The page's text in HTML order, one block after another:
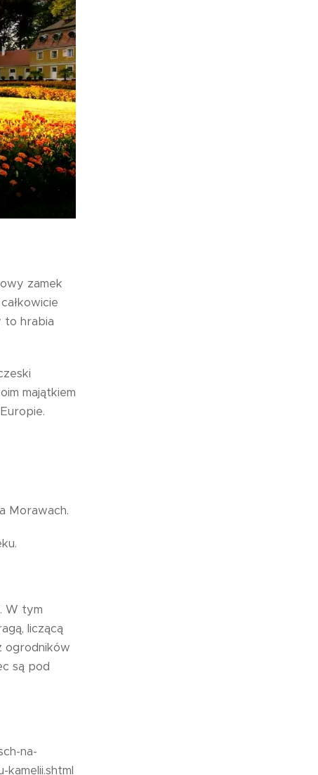
zamek
to hrabia
majątkiem
Morawach.
W tym
liczącą
ogrodników
są pod
na-
kamelii.shtml